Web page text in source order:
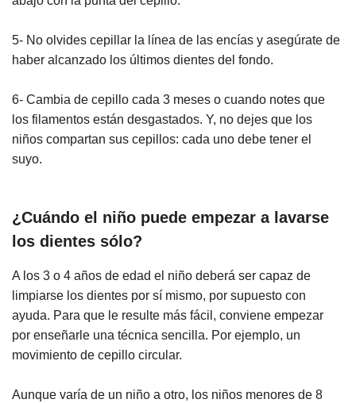
5- No olvides cepillar la línea de las encías y asegúrate de
haber alcanzado los últimos dientes del fondo.
6- Cambia de cepillo cada 3 meses o cuando notes que
los filamentos están desgastados. Y, no dejes que los
niños compartan sus cepillos: cada uno debe tener el
suyo.
¿Cuándo el niño puede empezar a lavarse
los dientes sólo?
A los 3 o 4 años de edad el niño deberá ser capaz de
limpiarse los dientes por sí mismo, por supuesto con
ayuda. Para que le resulte más fácil, conviene empezar
por enseñarle una técnica sencilla. Por ejemplo, un
movimiento de cepillo circular.
Aunque varía de un niño a otro, los niños menores de 8